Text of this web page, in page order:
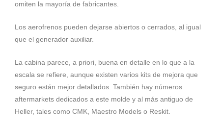
omiten la mayoría de fabricantes.
Los aerofrenos pueden dejarse abiertos o cerrados, al igual
que el generador auxiliar.
La cabina parece, a priori, buena en detalle en lo que a la
escala se refiere, aunque existen varios kits de mejora que
seguro están mejor detallados. También hay números
aftermarkets dedicados a este molde y al más antiguo de
Heller, tales como CMK, Maestro Models o Reskit.